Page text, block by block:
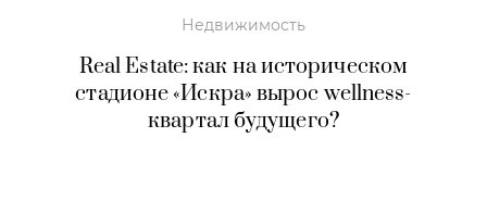
Недвижимость
Real Estate: как на историческом
стадионе «Искра» вырос wellness-
квартал будущего?